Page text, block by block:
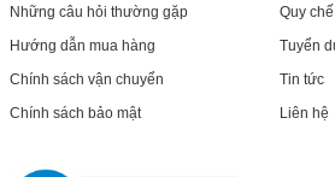
Những câu hỏi thường gặp
Hướng dẫn mua hàng
Chính sách vận chuyển
Chính sách bảo mật
Quy
Tuyển
Tin tức
Liên hệ